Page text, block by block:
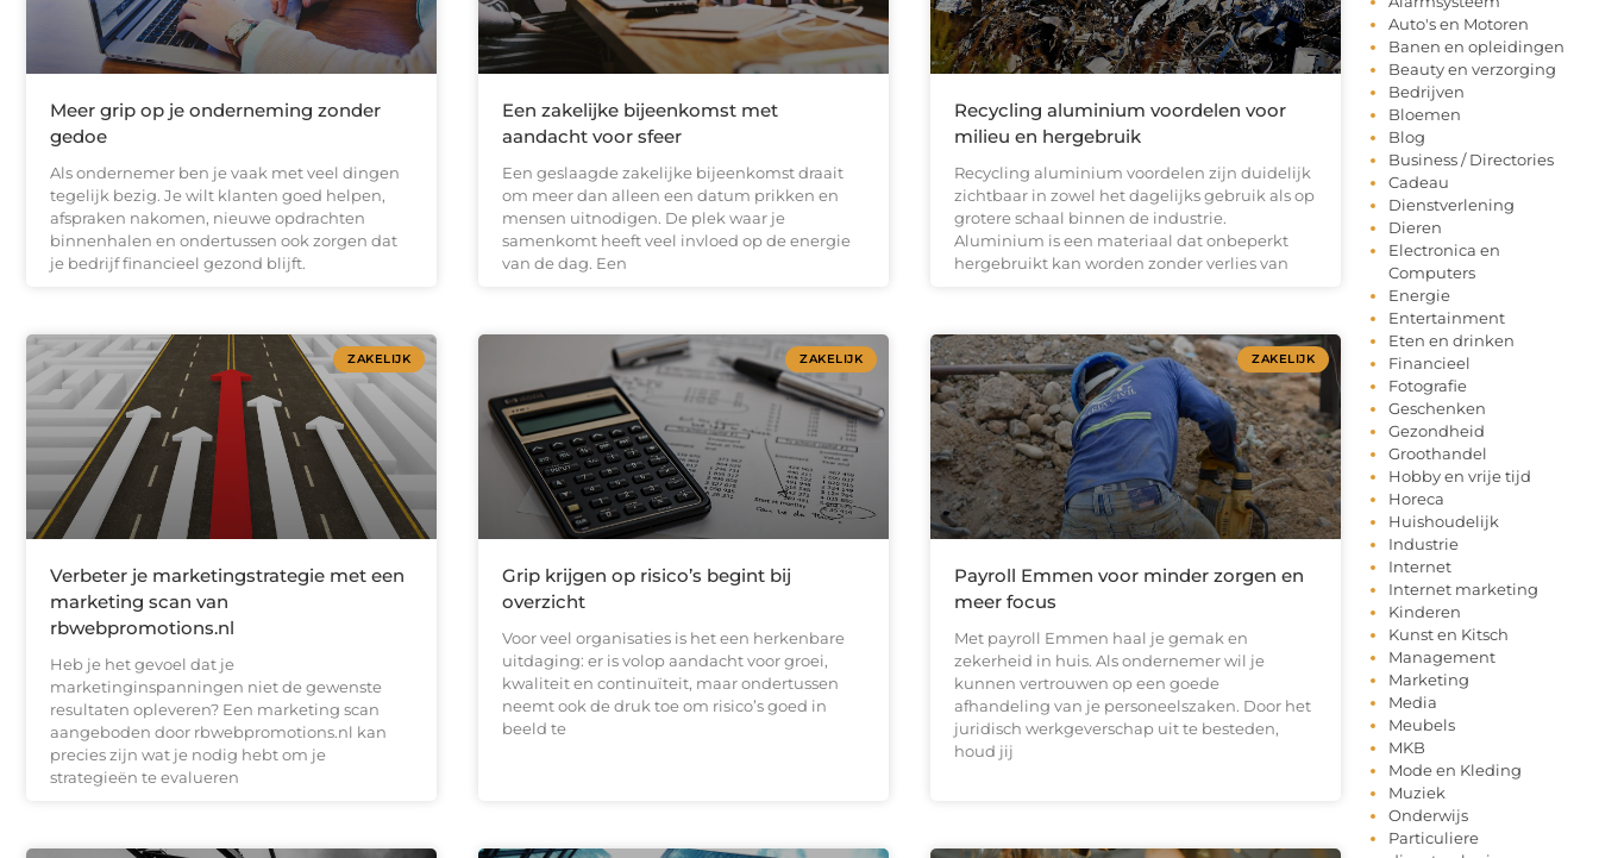
Meer grip op je onderneming zonder
gedoe
Als ondernemer ben je vaak met veel dingen
tegelijk bezig. Je wilt klanten goed helpen,
afspraken nakomen, nieuwe opdrachten
binnenhalen en ondertussen ook zorgen dat
je bedrijf financieel gezond blijft.
Een zakelijke bijeenkomst met
aandacht voor sfeer
Een geslaagde zakelijke bijeenkomst draait
om meer dan alleen een datum prikken en
mensen uitnodigen. De plek waar je
samenkomt heeft veel invloed op de energie
van de dag. Een
Recycling aluminium voordelen voor
milieu en hergebruik
Recycling aluminium voordelen zijn duidelijk
zichtbaar in zowel het dagelijks gebruik als op
grotere schaal binnen de industrie.
Aluminium is een materiaal dat onbeperkt
hergebruikt kan worden zonder verlies van
ZAKELIJK
Verbeter je marketingstrategie met een
marketing scan van
rbwebpromotions.nl
Heb je het gevoel dat je
marketinginspanningen niet de gewenste
resultaten opleveren? Een marketing scan
aangeboden door rbwebpromotions.nl kan
precies zijn wat je nodig hebt om je
strategieën te evalueren
ZAKELIJK
Grip krijgen op risico’s begint bij
overzicht
Voor veel organisaties is het een herkenbare
uitdaging: er is volop aandacht voor groei,
kwaliteit en continuïteit, maar ondertussen
neemt ook de druk toe om risico’s goed in
beeld te
ZAKELIJK
Payroll Emmen voor minder zorgen en
meer focus
Met payroll Emmen haal je gemak en
zekerheid in huis. Als ondernemer wil je
kunnen vertrouwen op een goede
afhandeling van je personeelszaken. Door het
juridisch werkgeverschap uit te besteden,
houd jij
Auto's en Motoren
Banen en opleidingen
Beauty en verzorging
Bedrijven
Bloemen
Blog
Business / Directories
Cadeau
Dienstverlening
Dieren
Electronica en
Computers
Energie
Entertainment
Eten en drinken
Financieel
Fotografie
Geschenken
Gezondheid
Groothandel
Hobby en vrije tijd
Horeca
Huishoudelijk
Industrie
Internet
Internet marketing
Kinderen
Kunst en Kitsch
Management
Marketing
Media
Meubels
MKB
Mode en Kleding
Muziek
Onderwijs
Particuliere